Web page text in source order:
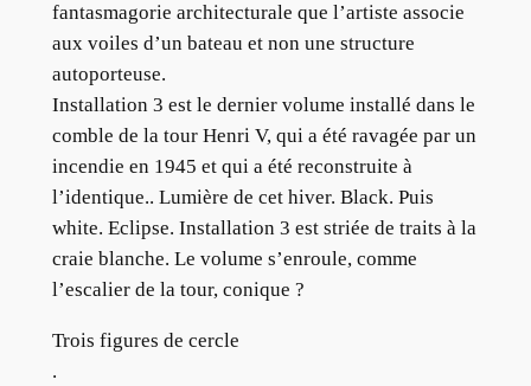
fantasmagorie architecturale que l’artiste associe
aux voiles d’un bateau et non une structure
autoporteuse.
Installation 3 est le dernier volume installé dans le
comble de la tour Henri V, qui a été ravagée par un
incendie en 1945 et qui a été reconstruite à
l’identique.. Lumière de cet hiver. Black. Puis
white. Eclipse. Installation 3 est striée de traits à la
craie blanche. Le volume s’enroule, comme
l’escalier de la tour, conique ?
Trois figures de cercle
.